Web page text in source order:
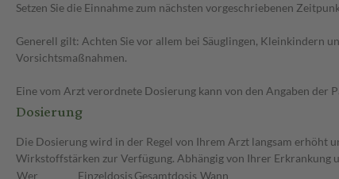
Setzen Sie die Einnahme zum nächsten vorgeschriebenen
Generell gilt: Achten Sie vor allem bei Säuglingen, Kleinkindern
Vorsichtsmaßnahmen.
Eine vom Arzt verordnete Dosierung kann von den Angaben der
Dosierung
Die Dosierung wird in der Regel von Ihrem Arzt langsam erhöht
Wirkstoffstärken zur Verfügung. Abhängig von Ihrer Erkrankung
Wer
Einzeldosis Gesamtdosis Wann